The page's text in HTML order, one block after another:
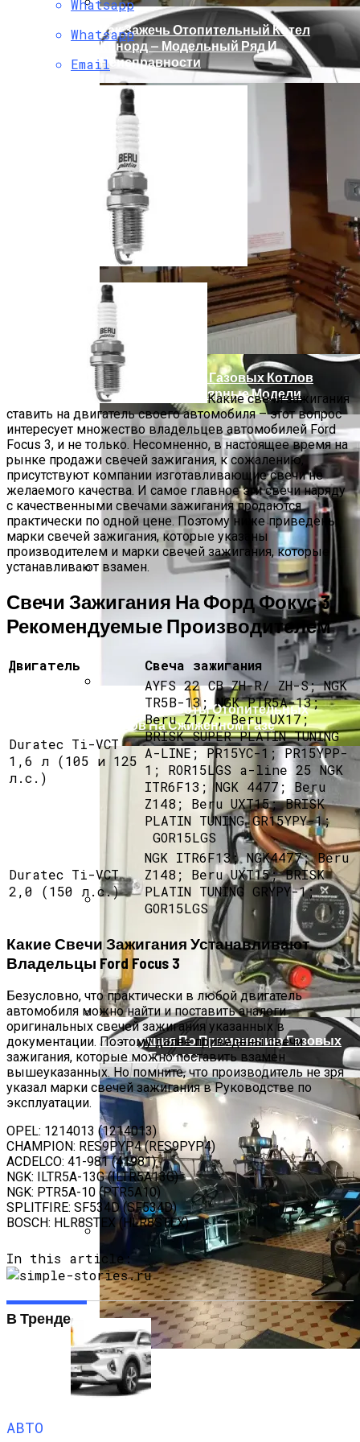
В Каких Странах Собирают Ford Focus 4
Топ Самых Лучших Автомобильных
Видеорегистраторов
Заправочные Объемы И Марки ГСМ
Сузуки Джимни III(JB43)
Основные Неисправности Лексус
РХ350 II И Его Слабые Места
Как Зажечь Отопительный Котел
Конорд — Модельный Ряд И
Неисправности
Основные Виды Газовых Котлов
Беретта И Популярные Модели
Принцип Работы Отопительных
Котлов На Сжиженном Газе
Инструкция По Применению Газовых
Котлов Беретта
Как Работает Паровой Котел —
Назначение И Типы
Whatsapp
Whatsapp
Email
Какие свечи зажигания
ставить на двигатель своего автомобиля – этот вопрос
интересует множество владельцев автомобилей Ford
Focus 3, и не только. Несомненно, в настоящее время на
рынке продажи свечей зажигания, к сожалению,
присутствуют компании изготавливающие свечи не
желаемого качества. И самое главное эти свечи наряду
с качественными свечами зажигания продаются
практически по одной цене. Поэтому ниже приведены
марки свечей зажигания, которые указаны
производителем и марки свечей зажигания, которые
устанавливают взамен.
Свечи Зажигания На Форд Фокус 3
Рекомендуемые Производителем
Двигатель Свеча зажигания
Duratec Ti-VCT
1,6 л (105 и 125
л.с.)
AYFS 22 CB ZH-R/ ZH-S; NGK
TR5B-13; NGK PTR5A-13;
Beru Z177; Beru UX17;
BRISK SUPER PLATIN TUNING
A-LINE; PR15YC-1; PR15YPP-
1; ROR15LGS a-line 25 NGK
ITR6F13; NGK 4477; Beru
Z148; Beru UXT15; BRISK
PLATIN TUNING GR15YPY-1;
GOR15LGS
Duratec Ti-VCT
2,0 (150 л.с.)
NGK ITR6F13; NGK4477; Beru
Z148; Beru UXT15; BRISK
PLATIN TUNING GRYPY-1;
GOR15LGS
Какие Свечи Зажигания Устанавливают
Владельцы Ford Focus 3
Безусловно, что практически в любой двигатель
автомобиля можно найти и поставить аналоги
оригинальных свечей зажигания указанных в
документации. Поэтому далее приведены свечи
зажигания, которые можно поставить взамен
вышеуказанных. Но помните, что производитель не зря
указал марки свечей зажигания в Руководстве по
эксплуатации.
OPEL: 1214013 (1214013)
CHAMPION: RES9PYP4 (RES9PYP4)
ACDELCO: 41-981 (41981)
NGK: ILTR5A-13G (ILTR5A13G)
NGK: PTR5A-10 (PTR5A10)
SPLITFIRE: SF534D (SF534D)
BOSCH: HLR8STEX (HLR8STEX)
In this article:
В Тренде
АВТО